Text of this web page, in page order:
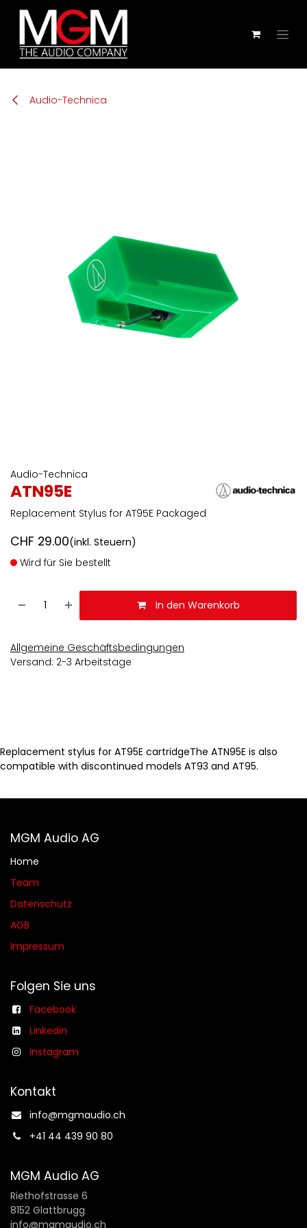
Zum Inhalt springen
Audio-Technica
Audio-Technica
ATN95E
Replacement Stylus for AT95E Packaged
CHF 29.00(inkl. Steuern)
Wird für Sie bestellt
In den Warenkorb
Allgemeine Geschäftsbedingungen
Versand: 2-3 Arbeitstage
Replacement stylus for AT95E cartridgeThe ATN95E is also
compatible with discontinued models AT93 and AT95.
MGM Audio AG
Home
Team
Datenschutz
AGB​​
Impressum
Folgen Sie uns
Facebook
Linkedin
Instagram
Kontakt
info@mgmaudio.ch​
+41 44 439 90 80
MGM Audio AG
Riethofstrasse 6
8152 Glattbrugg
info@mgmaudio.ch